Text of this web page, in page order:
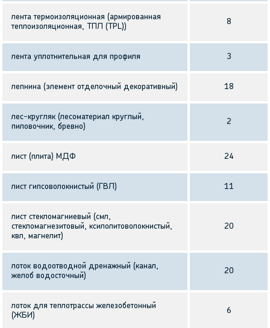
лента термоизоляционная (армированная
теплоизоляционная, ТПЛ (TPL))
8
лента уплотнительная для профиля 3
лепнина (элемент отделочный декоративный) 18
лес-кругляк (лесоматериал круглый,
пиловочник, бревно)
2
лист (плита) МДФ 24
лист гипсоволокнистый (ГВЛ) 11
лист стекломагниевый (смл,
стекломагнезитовый, ксилолитоволокнистый,
квл, магнелит)
20
лоток водоотводной дренажный (канал,
желоб водосточный)
20
лоток для теплотрассы железобетонный
(ЖБИ)
6